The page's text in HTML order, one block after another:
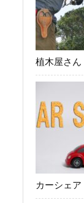
植木屋さん
カーシェア